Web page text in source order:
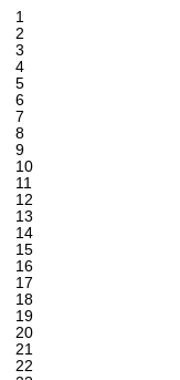
1
2
3
4
5
6
7
8
9
10
11
12
13
14
15
16
17
18
19
20
21
22